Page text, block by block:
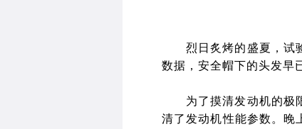
烈日炙烤的盛夏， 试
数据，安全帽下的头发早
为了摸清发动机的极
清了发动机性能参数。晚